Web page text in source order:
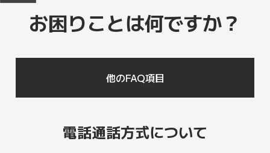
お困りことは何ですか？
他のFAQ項目
電話通話方式について